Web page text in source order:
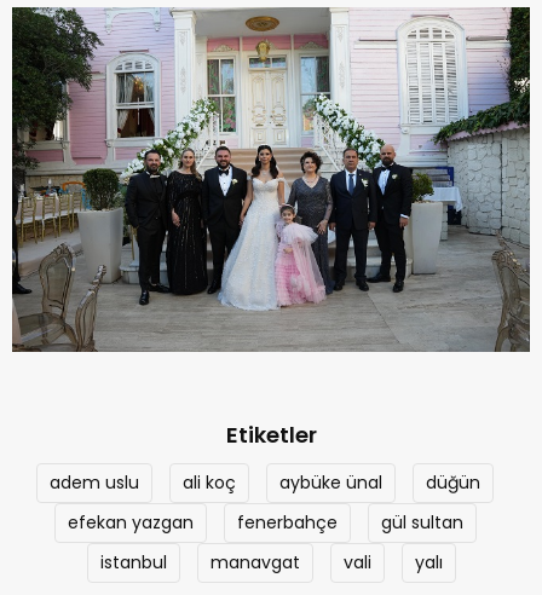
Etiketler
adem uslu ali koç aybüke ünal
düğün
efekan yazgan
fenerbahçe
gül sultan
istanbul
manavgat vali yalı